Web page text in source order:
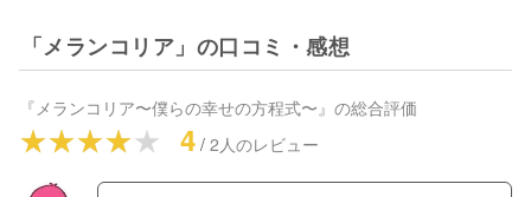
「メランコリア」の口コミ・感想
『メランコリア〜僕らの幸せの方程式〜』の総合評価
4 / 2人のレビュー